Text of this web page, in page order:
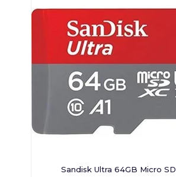
Sandisk Ultra 64GB Micro SD